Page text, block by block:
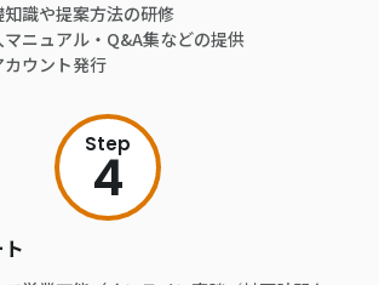
知識や提案方法の研修
マニュアル・Q&A集などの提供
カウント発行
Step
4